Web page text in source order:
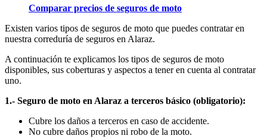
Comparar precios de seguros de moto
Existen varios tipos de seguros de moto que puedes contratar en
nuestra correduría de seguros en Alaraz.
A continuación te explicamos los tipos de seguros de moto
disponibles, sus coberturas y aspectos a tener en cuenta al contratar
uno.
1.- Seguro de moto en Alaraz a terceros básico (obligatorio):
Cubre los daños a terceros en caso de accidente.
No cubre daños propios ni robo de la moto.